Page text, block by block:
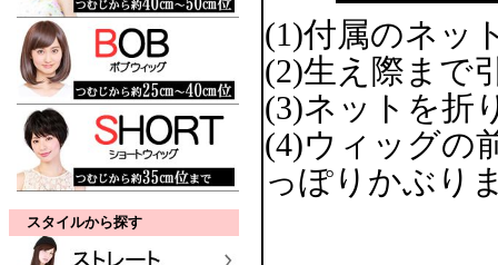
スタイルから探す
(1)付属のネッ
(2)生え際まで
(3)ネットを折
(4)ウィッグの
っぽりかぶり